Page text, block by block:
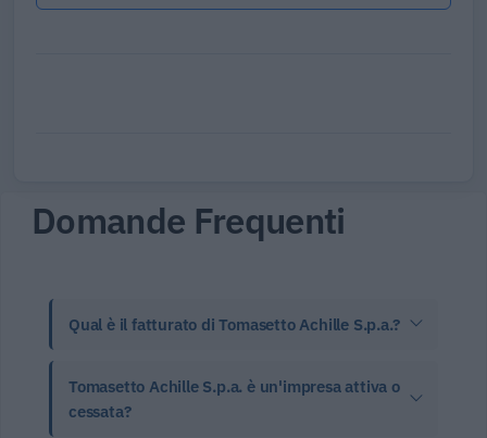
Domande Frequenti
Qual è il fatturato di Tomasetto Achille S.p.a.?
Tomasetto Achille S.p.a. è un'impresa attiva o
cessata?